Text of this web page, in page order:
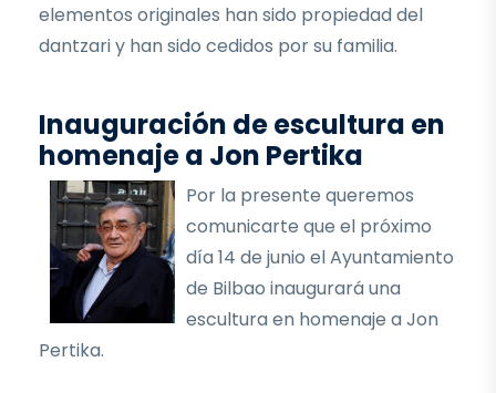
elementos originales han sido propiedad del
dantzari y han sido cedidos por su familia.
Inauguración de escultura en
homenaje a Jon Pertika
Por la presente queremos
comunicarte que el próximo
día 14 de junio el Ayuntamiento
de Bilbao inaugurará una
escultura en homenaje a Jon
Pertika.